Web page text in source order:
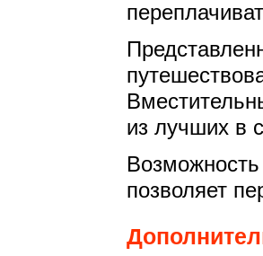
из лучших в
позволяет